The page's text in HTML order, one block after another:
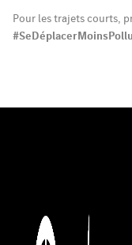
Pour les trajets courts,